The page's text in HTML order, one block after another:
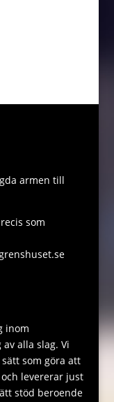
armen till
som
inom
alla slag. Vi
som göra att
levererar just
stöd beroende